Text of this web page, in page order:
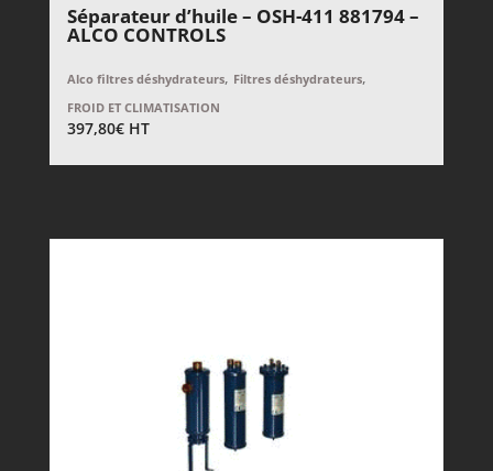
Séparateur d’huile – OSH-411 881794 –
ALCO CONTROLS
Alco filtres déshydrateurs, Filtres déshydrateurs,
FROID ET CLIMATISATION
397,80€ HT